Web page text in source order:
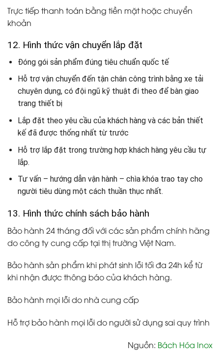
Trực tiếp thanh toán bằng tiền mặt hoặc chuyển
khoản
12. Hình thức vận chuyển lắp đặt
Đóng gói sản phẩm đúng tiêu chuẩn quốc tế
Hỗ trợ vận chuyển đến tận chân công trình bằng xe tải
chuyên dụng, có đội ngũ kỹ thuật đi theo để bàn giao
trang thiết bị
Lắp đặt theo yêu cầu của khách hàng và các bản thiết
kế đã được thống nhất từ trước
Hỗ trợ lắp đặt trong trường hợp khách hàng yêu cầu tự
lắp.
Tư vấn – hướng dẫn vận hành – chìa khóa trao tay cho
người tiêu dùng một cách thuần thục nhất.
13. Hình thức chính sách bảo hành
Bảo hành 24 tháng đối với các sản phẩm chính hãng
do công ty cung cấp tại thị trường Việt Nam.
Bảo hành sản phẩm khi phát sinh lỗi tối đa 24h kể từ
khi nhận được thông báo của khách hàng.
Bảo hành mọi lỗi do nhà cung cấp
Hỗ trợ bảo hành mọi lỗi do người sử dụng sai quy trình
Nguồn: Bách Hóa Inox